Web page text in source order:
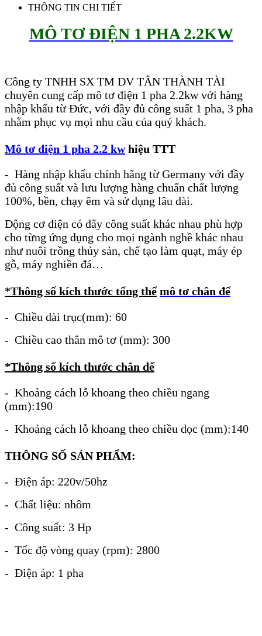
THÔNG TIN CHI TIẾT
MÔ TƠ ĐIỆN 1 PHA 2.2KW
Công ty TNHH SX TM DV TÂN THÀNH TÀI
chuyên cung cấp mô tơ điện 1 pha 2.2kw với hàng
nhập khẩu từ Đức, với đầy đủ công suất 1 pha, 3 pha
nhằm phục vụ mọi nhu cầu của quý khách.
Mô tơ điện 1 pha 2.2 kwhiệu TTT
- Hàng nhập khẩu chính hãng từ Germany với đầy
đủ công suất và lưu lượng hàng chuẩn chất lượng
100%, bền, chạy êm và sử dụng lâu dài.
Động cơ điện có dãy công suất khác nhau phù hợp
cho từng ứng dụng cho mọi ngành nghề khác nhau
như nuôi trồng thủy sản, chế tạo làm quạt, máy ép
gỗ, máy nghiền đá…
*Thông số kích thước tổng thể mô tơ chân đế
- Chiều dài trục(mm): 60
- Chiều cao thân mô tơ (mm): 300
*Thông số kích thước chân đế
- Khoảng cách lỗ khoang theo chiều ngang
(mm):190
- Khoảng cách lỗ khoang theo chiều dọc (mm):140
THÔNG SỐ SẢN PHẨM:
- Điện áp: 220v/50hz
- Chất liệu: nhôm
- Công suất: 3 Hp
- Tốc độ vòng quay (rpm): 2800
- Điện áp: 1 pha